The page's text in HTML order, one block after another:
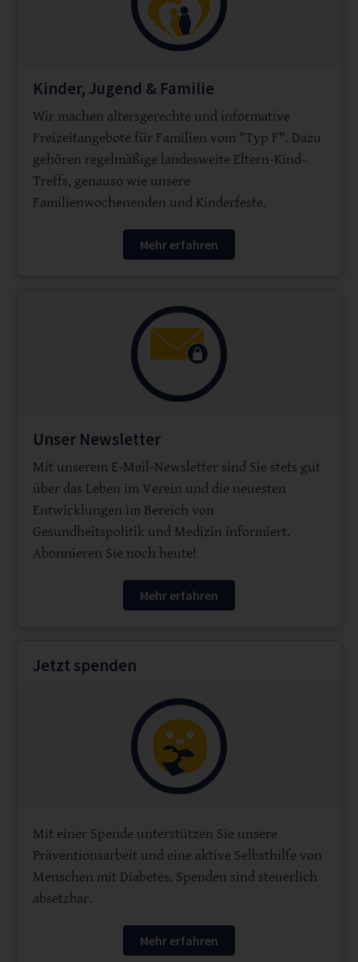
Kinder, Jugend & Familie
Wir machen altersgerechte und informative
Freizeitangebote für Familien vom "Typ F". Dazu
gehören regelmäßige landesweite Eltern-Kind-
Treffs, genauso wie unsere
Familienwochenenden und Kinderfeste.
Mehr erfahren
Unser Newsletter
Mit unserem E-Mail-Newsletter sind Sie stets gut
über das Leben im Verein und die neuesten
Entwicklungen im Bereich von
Gesundheitspolitik und Medizin informiert.
Abonnieren Sie noch heute!
Mehr erfahren
Jetzt spenden
Mit einer Spende unterstützen Sie unsere
Präventionsarbeit und eine aktive Selbsthilfe von
Menschen mit Diabetes. Spenden sind steuerlich
absetzbar.
Mehr erfahren